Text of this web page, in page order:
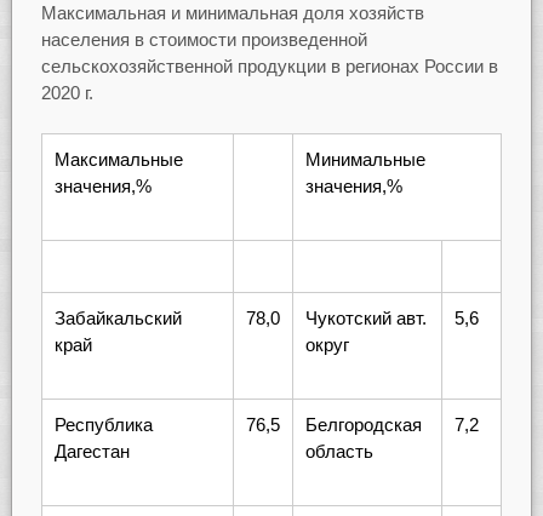
Максимальная и минимальная доля хозяйств
населения в стоимости произведенной
сельскохозяйственной продукции в регионах России в
2020 г.
Максимальные
значения,%
Минимальные
значения,%
Забайкальский
край
78,0
Чукотский авт.
округ
5,6
Республика
Дагестан
76,5
Белгородская
область
7,2